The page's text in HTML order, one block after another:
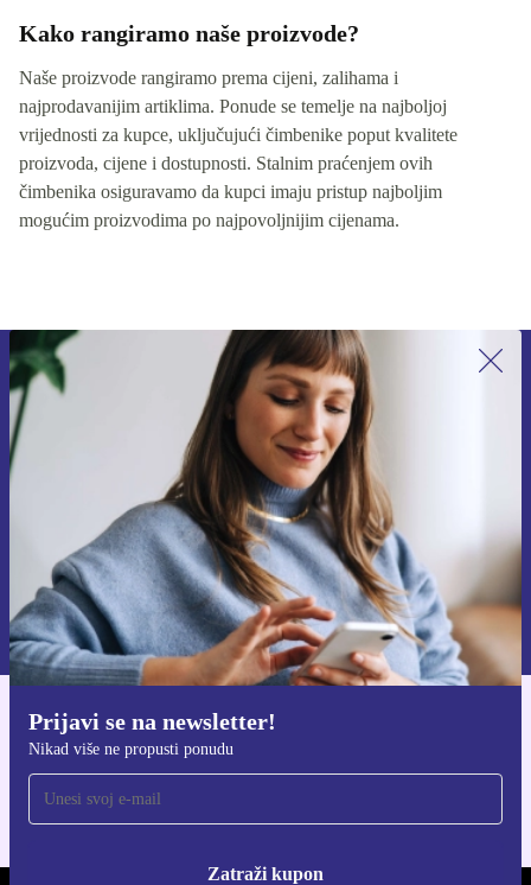
Kako rangiramo naše proizvode?
Naše proizvode rangiramo prema cijeni, zalihama i
najprodavanijim artiklima. Ponude se temelje na najboljoj
vrijednosti za kupce, uključujući čimbenike poput kvalitete
proizvoda, cijene i dostupnosti. Stalnim praćenjem ovih
čimbenika osiguravamo da kupci imaju pristup najboljim
mogućim proizvodima po najpovoljnijim cijenama.
Prijavi se na newsletter!
Nikad više ne propusti ponudu
Zatraži kupon
Prijavi se na newsletter!
Nikad više ne propusti ponudu.
Zatraži kupon
Informacije o korištenju osobnih podataka možeš pronaći u našim
Pravilima privatnosti.
Preuzmi refurbed aplikaciju
Za iOS i Android